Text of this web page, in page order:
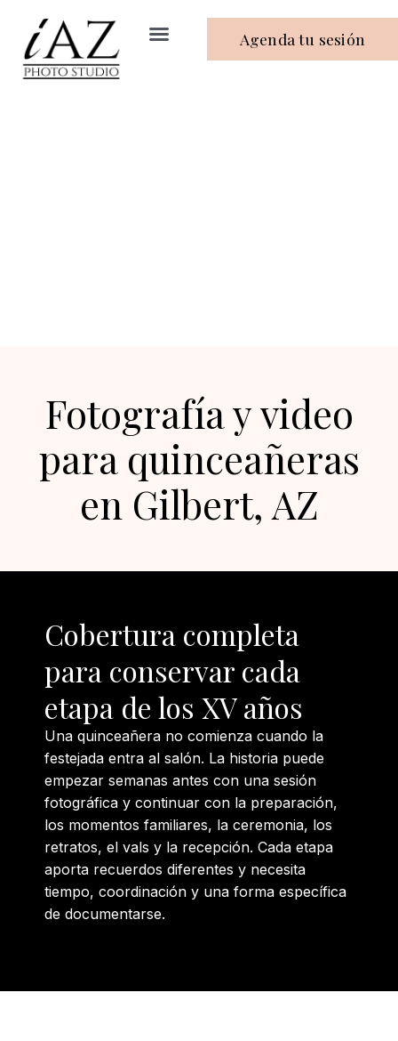
Agenda tu sesión
Fotografía y video
para quinceañeras
en Gilbert, AZ
Cobertura completa
para conservar cada
etapa de los XV años
Una quinceañera no comienza cuando la
festejada entra al salón. La historia puede
empezar semanas antes con una sesión
fotográfica y continuar con la preparación,
los momentos familiares, la ceremonia, los
retratos, el vals y la recepción. Cada etapa
aporta recuerdos diferentes y necesita
tiempo, coordinación y una forma específica
de documentarse.